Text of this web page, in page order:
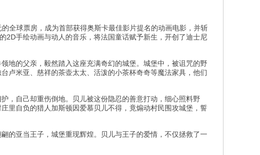
全球票房，成为首部获得奥斯卡最佳影片提名的动画电影，并斩
2D手绘动画与动人的音乐，将法国童话赋予新生，开创了迪士尼
地的父亲，毅然踏入这座充满奇幻的城堡。城堡中，被诅咒的野
卢米亚、慈祥的茶壶太太、活泼的小茶杯奇奇等魔法家具，他们
，自己却重伤倒地。贝儿被这份隐忍的善意打动，细心照料野
里自负的猎人加斯顿因爱慕贝儿不得，竟煽动村民围攻城堡，誓
的亚当王子，城堡重现辉煌。贝儿与王子的爱情，不仅拯救了一